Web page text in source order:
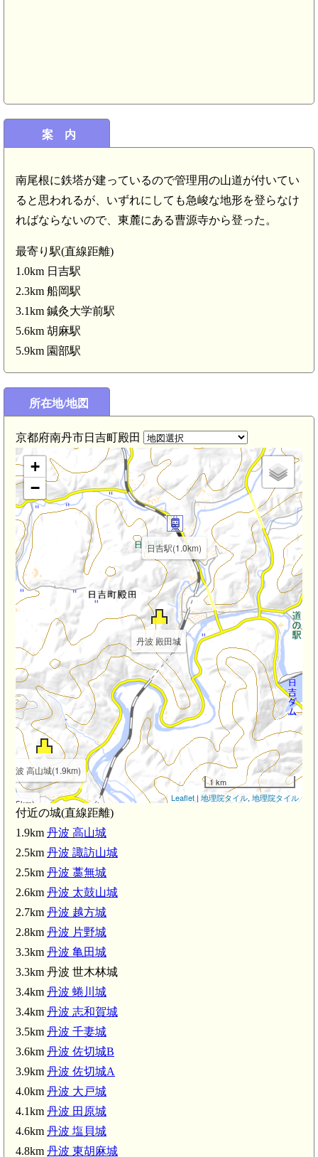
案 内
南尾根に鉄塔が建っているので管理用の山道が付いてい
ると思われるが、いずれにしても急峻な地形を登らなけ
ればならないので、東麓にある曹源寺から登った。
最寄り駅(直線距離)
1.0km 日吉駅
2.3km 船岡駅
3.1km 鍼灸大学前駅
5.6km 胡麻駅
5.9km 園部駅
所在地/地図
京都府南丹市日吉町殿田
日吉駅(1.0km)
船岡駅(2.3km)
鍼灸大学前駅(3.1km)
丹波 殿田城
丹波 高山城(1.9km)
(2.5km)
丹波 太鼓山城(2.6km)
丹波 亀田城
丹波 蜷川城(3.4km)
波 千妻城(3.5km)
野化館(4.8km)
願寺城(4.9km)
+
−
1 km
Leaflet | 地理院タイル, 地理院タイル
付近の城(直線距離)
1.9km 丹波 高山城
2.5km 丹波 諏訪山城
2.5km 丹波 藁無城
2.6km 丹波 太鼓山城
2.7km 丹波 越方城
2.8km 丹波 片野城
3.3km 丹波 亀田城
3.3km 丹波 世木林城
3.4km 丹波 蜷川城
3.4km 丹波 志和賀城
3.5km 丹波 千妻城
3.6km 丹波 佐切城B
3.9km 丹波 佐切城A
4.0km 丹波 大戸城
4.1km 丹波 田原城
4.6km 丹波 塩貝城
4.8km 丹波 東胡麻城